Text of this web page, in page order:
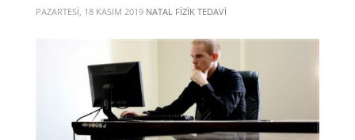
PAZARTESI, 18 KASIM 2019 NATAL FIZIK TEDAVI